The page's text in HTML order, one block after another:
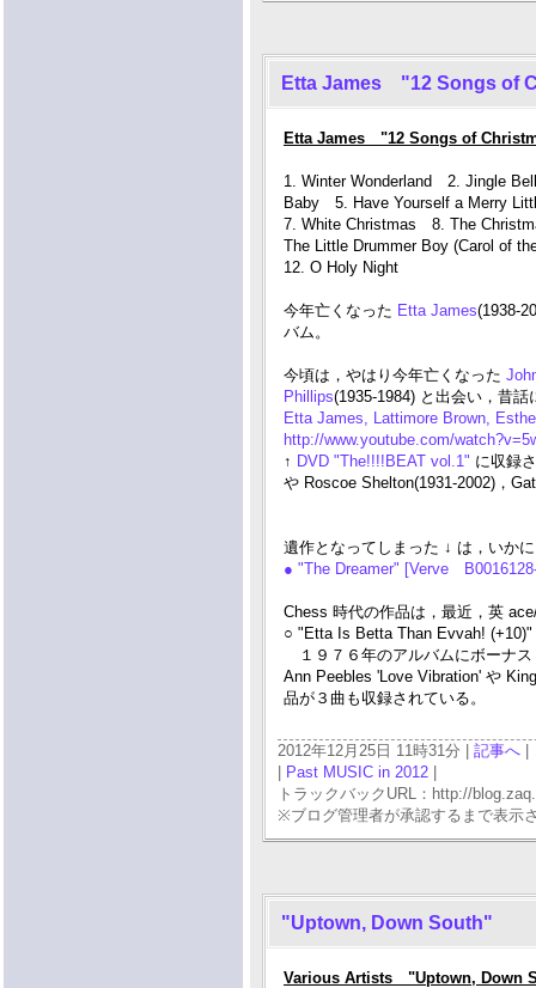
Etta James "12 Songs of
Etta James "12 Songs of
1. Winter Wonderland 2. Jingle
Baby 5. Have Yourself a Merry
7. White Christmas 8. The
The Little Drummer Boy (Carol
12. O Holy Night
今年亡くなった Etta James(1938-
バム。
今頃は，やはり今年亡くなった
Phillips(1935-1984) と出会い，昔
Etta James, Lattimore Brown,
http://www.youtube.com/
↑ DVD "The!!!!BEAT vol.1" に収録
や Roscoe Shelton(1931-2002)，
遺作となってしまった ↓ は，いか
● "The Dreamer" [Verve
Chess 時代の作品は，最近，英
○ "Etta Is Betta Than Evvah!
１９７６年のアルバムにボーナ
Ann Peebles 'Love Vibration' や
品が３曲も収録されている。
2012年12月25日 11時31分 | 記事へ
Past MUSIC in 2012
トラックバックURL：http://
※ブログ管理者が承認するまで表示
"Uptown, Down South"
Various Artists "Uptown, Down